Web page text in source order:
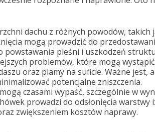
dachu z różnych powodów, takich
mogą prowadzić do
powstawania pleśni i uszkodzeń
problemów, które mogą
oraz plamy na suficie. Ważne jest,
potencjalne zniszczenia.
czasami wypaść, szczególnie w
prowadzi do odsłonięcia warstwy
zwiększeniem kosztów naprawy.